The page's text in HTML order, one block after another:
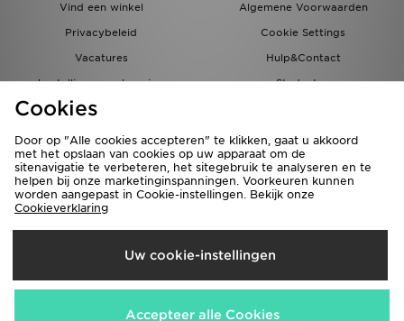
Vind een winkel
Algemene Voorwaarden
Privacybeleid
Cookie Settings
Vacatures
Hulp&Contact
bestellingen en levering
Studenten
Partnerprogramma
Verzenden Naar
Nederland
Wij accepteren de volgende betaalmethoden
Cookies
Door op "Alle cookies accepteren" te klikken, gaat u akkoord
met het opslaan van cookies op uw apparaat om de
sitenavigatie te verbeteren, het sitegebruik te analyseren en te
helpen bij onze marketinginspanningen. Voorkeuren kunnen
worden aangepast in Cookie-instellingen. Bekijk onze
Cookieverklaring
Uw cookie-instellingen
Accepteer alle Cookies